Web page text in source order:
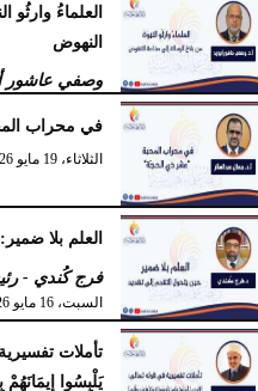
العلماءُ وارثُو
النهوض
وصفي عاشور
أهل السنّة
الثلاثاء، 19 مايو 2026 10:44 مـ
في محراب
الثلاثاء، 19 مايو 2026
العلم بلا
فرج كُندي -
السبت، 16 مايو 2026
تأملات
يَلْبِسُوا